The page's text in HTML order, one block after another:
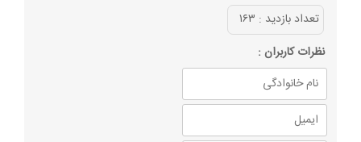
تعداد بازديد : ۱۶۳
نظرات كاربران :